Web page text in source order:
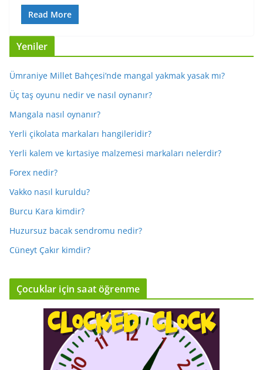
Read More
Yeniler
Ümraniye Millet Bahçesi’nde mangal yakmak yasak mı?
Üç taş oyunu nedir ve nasıl oynanır?
Mangala nasıl oynanır?
Yerli çikolata markaları hangileridir?
Yerli kalem ve kırtasiye malzemesi markaları nelerdir?
Forex nedir?
Vakko nasıl kuruldu?
Burcu Kara kimdir?
Huzursuz bacak sendromu nedir?
Cüneyt Çakır kimdir?
Çocuklar için saat öğrenme